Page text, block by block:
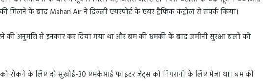
के बाद Mahan Air ने दिल्ली एयरपोर्ट के एयर ट्रैफिक कंट्रोल से संपर्क किया।
की अनुमति से इनकार कर दिया गया था और बम की धमकी के बाद जमीनी सुरक्षा बलों को
को रोकने के लिए दो सुखोई-30 एमकेआई फाइटर जेट्स को निगरानी के लिए भेजा था। बम की